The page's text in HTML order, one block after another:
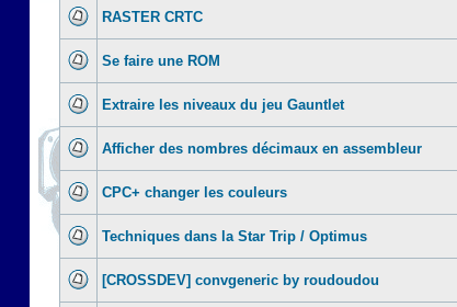
RASTER CRTC
Se faire une ROM
Extraire les niveaux du jeu Gauntlet
Afficher des nombres décimaux en assembleur
CPC+ changer les couleurs
Techniques dans la Star Trip / Optimus
[CROSSDEV] convgeneric by roudoudou